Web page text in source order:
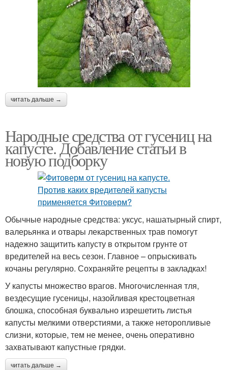
читать дальше →
Народные средства от гусениц на
капусте. Добавление статьи в
новую подборку
Обычные народные средства: уксус, нашатырный спирт,
валерьянка и отвары лекарственных трав помогут
надежно защитить капусту в открытом грунте от
вредителей на весь сезон. Главное – опрыскивать
кочаны регулярно. Сохраняйте рецепты в закладках!
У капусты множество врагов. Многочисленная тля,
вездесущие гусеницы, назойливая крестоцветная
блошка, способная буквально изрешетить листья
капусты мелкими отверстиями, а также неторопливые
слизни, которые, тем не менее, очень оперативно
захватывают капустные грядки.
читать дальше →